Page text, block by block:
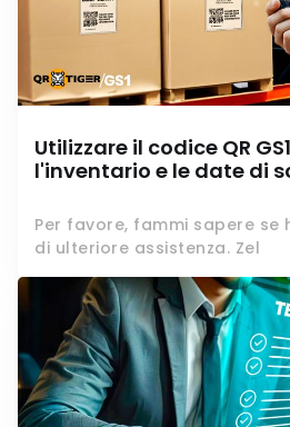
Utilizzare il codice QR
l'inventario e le date di
Per favore, fammi sapere se
di ulteriore assistenza. Zel